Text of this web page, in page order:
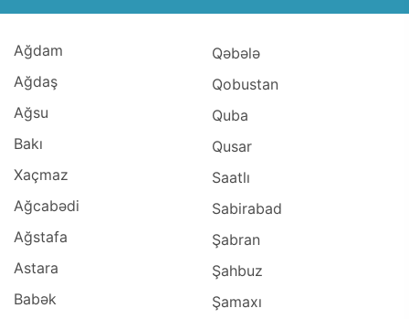
Ağdam
Ağdaş
Ağsu
Bakı
Xaçmaz
Ağcabədi
Ağstafa
Astara
Babək
Qəbələ
Qobustan
Quba
Qusar
Saatlı
Sabirabad
Şabran
Şahbuz
Şamaxı